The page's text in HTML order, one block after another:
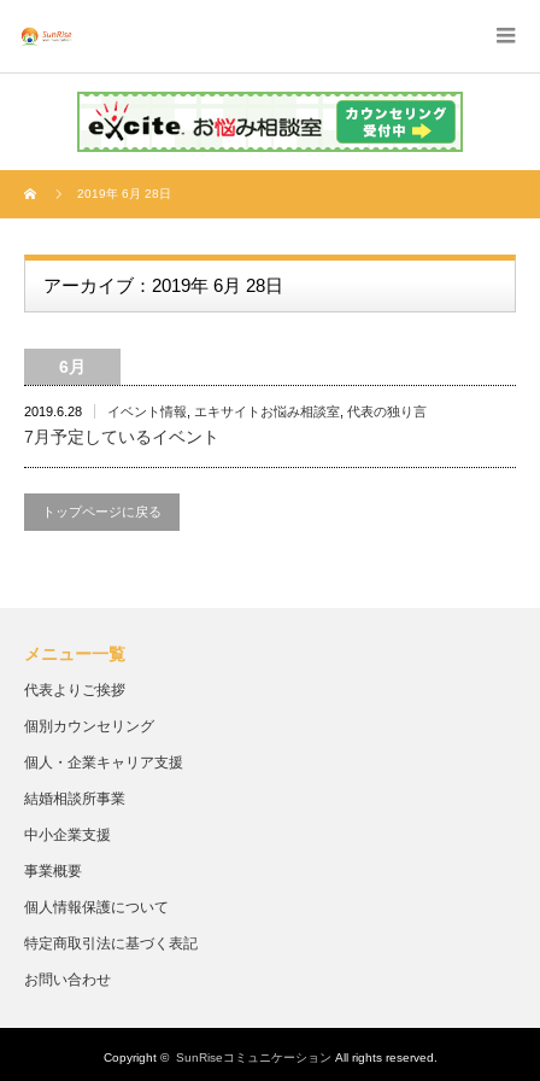
2019年 6月 28日
アーカイブ：2019年 6月 28日
6月
2019.6.28 イベント情報 エキサイトお悩み相談室 代表の独り言
7月予定しているイベント
トップページに戻る
メニュー一覧
代表よりご挨拶
個別カウンセリング
個人・企業キャリア支援
結婚相談所事業
中小企業支援
事業概要
個人情報保護について
特定商取引法に基づく表記
お問い合わせ
Copyright © SunRiseコミュニケーション All rights reserved.